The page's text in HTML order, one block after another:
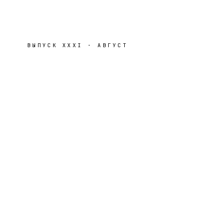
ВЫПУСКXXXI · АВГУСТ